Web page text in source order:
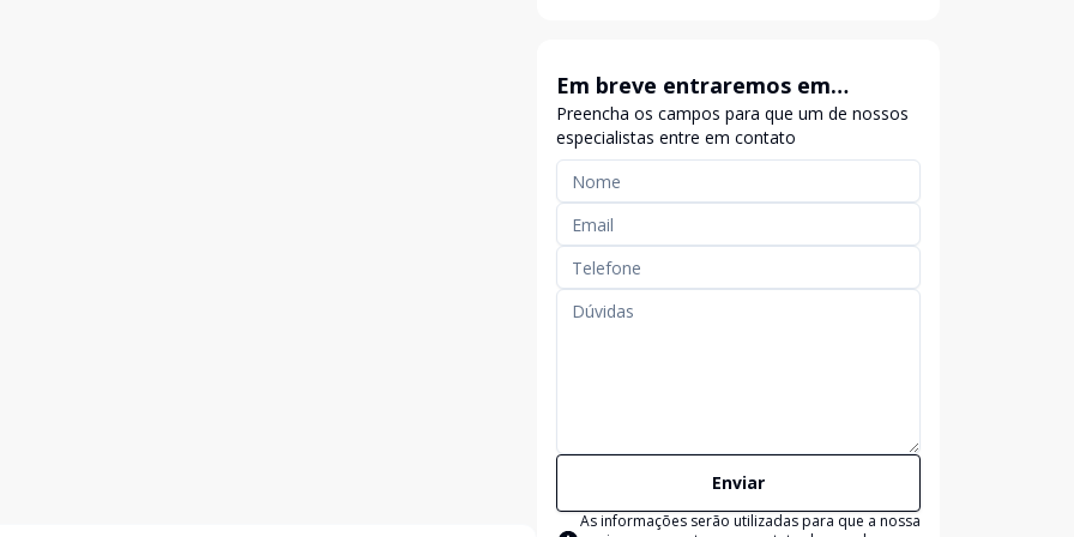
Em breve entraremos em
contato
Preencha os campos para que um de nossos
especialistas entre em contato
Enviar
As informações serão utilizadas para que a nossa